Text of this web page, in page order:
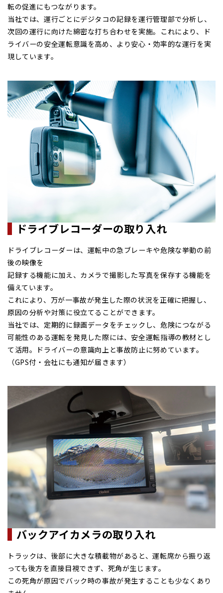
転の促進にもつながります。
当社では、運行ごとにデジタコの記録を運行管理部で分析し、
次回の運行に向けた綿密な打ち合わせを実施。これにより、ド
ライバーの安全運転意識を高め、より安心・効率的な運行を実
現しています。
ドライブレコーダーの取り入れ
ドライブレコーダーは、運転中の急ブレーキや危険な挙動の前
後の映像を
記録する機能に加え、カメラで撮影した写真を保存する機能を
備えています。
これにより、万が一事故が発生した際の状況を正確に把握し、
原因の分析や対策に役立てることができます。
当社では、定期的に録画データをチェックし、危険につながる
可能性のある運転を発見した際には、安全運転指導の教材とし
て活用。ドライバーの意識向上と事故防止に努めています。
（GPS付・会社にも通知が届きます）
バックアイカメラの取り入れ
トラックは、後部に大きな積載物があると、運転席から振り返
っても後方を直接目視できず、死角が生じます。
この死角が原因でバック時の事故が発生することも少なくあり